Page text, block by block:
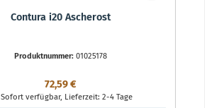
Contura i20 Ascherost
Produktnummer: 01025178
Regulärer Preis:
72,59 €
Sofort verfügbar, Lieferzeit: 2-4 Tage